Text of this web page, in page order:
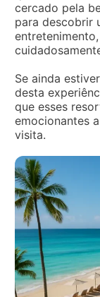
cercado pela
para descobrir
Se ainda
desta
que esses
emocionantes
visita.